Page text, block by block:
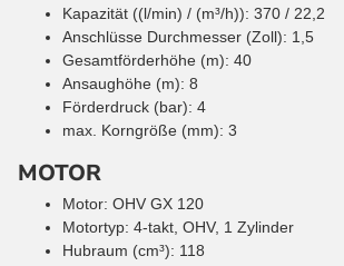
Kapazität ((l/min) / (m³/h)): 370 / 22,2
Anschlüsse Durchmesser (Zoll): 1,5
Gesamtförderhöhe (m): 40
Ansaughöhe (m): 8
Förderdruck (bar): 4
max. Korngröße (mm): 3
MOTOR
Motor: OHV GX 120
Motortyp: 4-takt, OHV, 1 Zylinder
Hubraum (cm³): 118